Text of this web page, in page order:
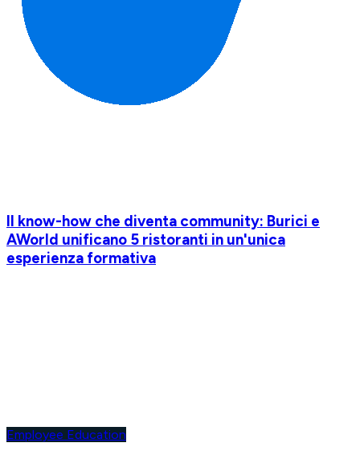
Il know-how che diventa community: Burici e
AWorld unificano 5 ristoranti in un'unica
esperienza formativa
Employee Education